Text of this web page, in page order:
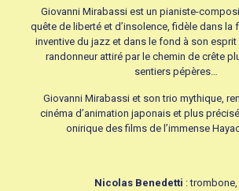
Giovanni Mirabassi est un pianiste-
quête de liberté et d’insolence, fidèle dans la
inventive du jazz et dans le fond à son
randonneur attiré par le chemin de crête
sentiers pépères…
Giovanni Mirabassi et son trio mythique,
cinéma d’animation japonais et plus
onirique des films de l’immense
Nicolas Benedetti :